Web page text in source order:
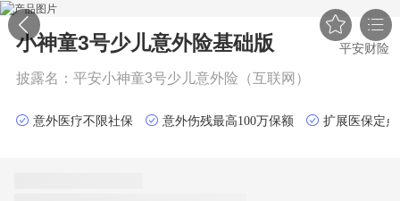
 
小神童3号少儿意外险基础版 平安财险
披露名： 平安小神童3号少儿意外险（互联网）
意外医疗不限社保 意外伤残最高100万保额 扩展医保定